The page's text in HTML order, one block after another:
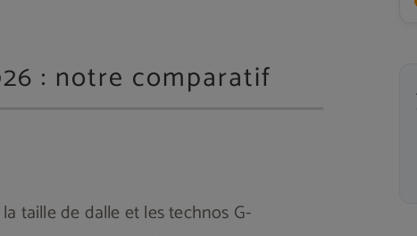
: notre comparatif
taille de dalle et les technos G-